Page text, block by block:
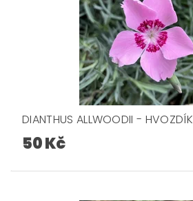
DIANTHUS ALLWOODII - HVOZDÍK
50 Kč